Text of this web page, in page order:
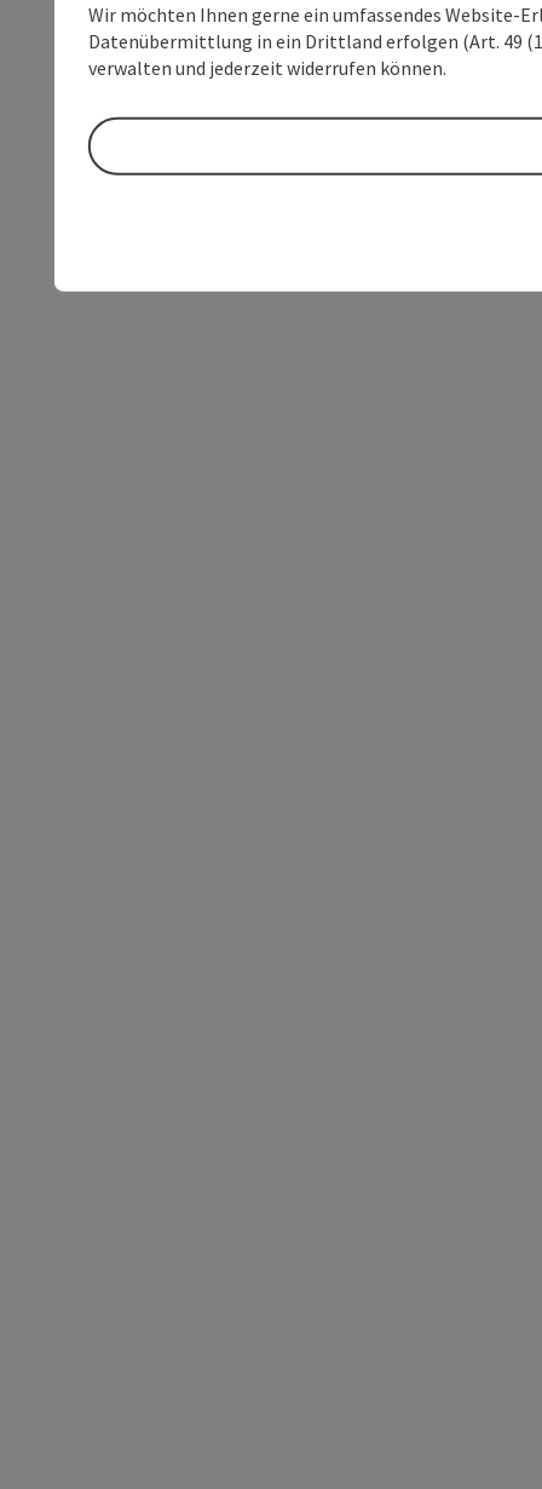
Wir möchten Ihnen gerne ein umfassendes Website-
Datenübermittlung in ein Drittland erfolgen (Art. 49
verwalten und jederzeit widerrufen können.